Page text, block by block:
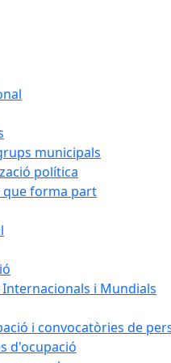
municipals
política
que forma part
i Mundials
i convocatòries de
d'ocupació